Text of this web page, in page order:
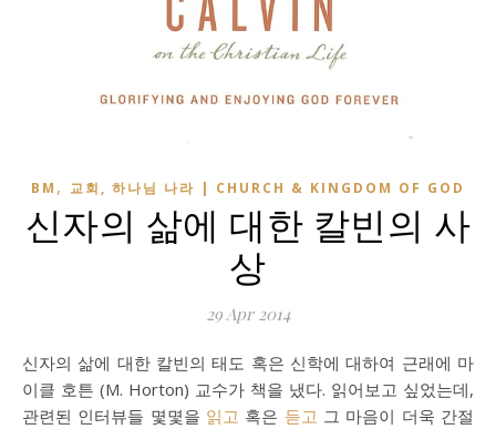
BM , 교회, 하나님 나라 | CHURCH & KINGDOM OF GOD
신자의 삶에 대한 칼빈의 사
상
29 Apr 2014
신자의 삶에 대한 칼빈의 태도 혹은 신학에 대하여 근래에 마
이클 호튼 (M. Horton) 교수가 책을 냈다. 읽어보고 싶었는데,
관련된 인터뷰들 몇몇을 읽고 혹은 듣고 그 마음이 더욱 간절